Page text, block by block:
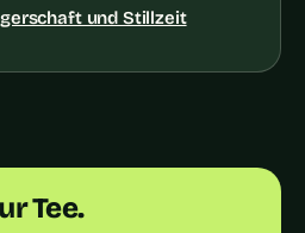
und Stillzeit
Tee.